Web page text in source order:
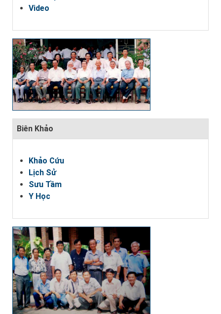
Video
Biên Khảo
Khảo Cứu
Lịch Sử
Sưu Tầm
Y Học